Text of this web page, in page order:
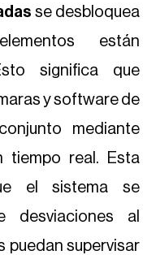
se desbloquea
están
significa que
y software de
mediante
tiempo real. Esta
el sistema se
desviaciones al
puedan supervisar